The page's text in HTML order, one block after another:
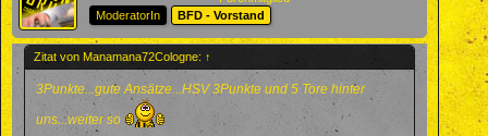
ModeratorIn
BFD - Vorstand
Zitat von Manamana72Cologne: ↑
3Punkte...gute Ansätze...HSV 3Punkte und 5 Tore hinter
uns...weiter so